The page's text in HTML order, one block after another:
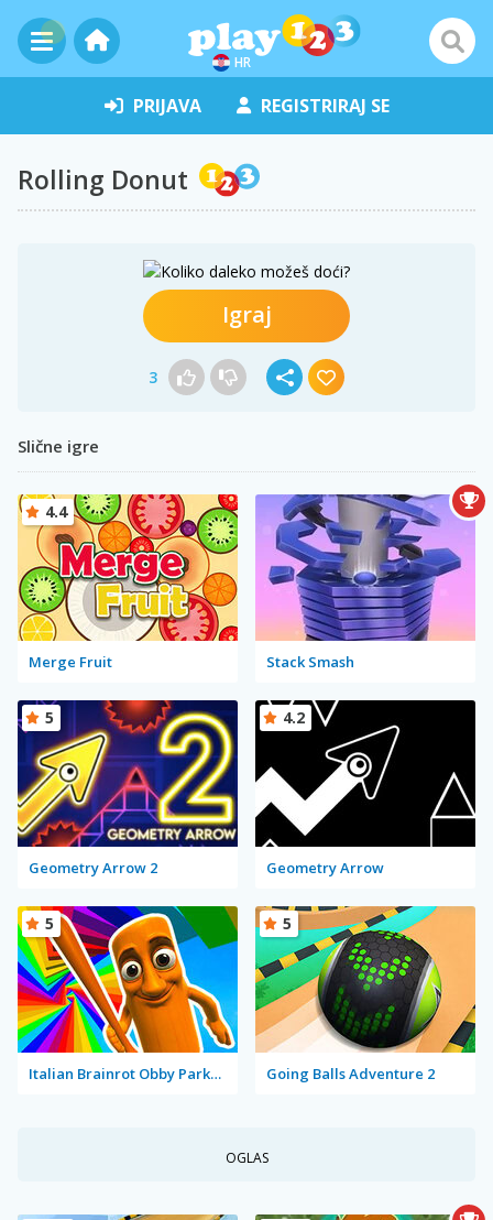
HR
PRIJAVA REGISTRIRAJ SE
Rolling Donut
Igraj
3
Slične igre
Merge Fruit
4.4
Stack Smash
Geometry Arrow 2
5
Geometry Arrow
4.2
Italian Brainrot Obby Parkour
5
Going Balls Adventure 2
5
OGLAS